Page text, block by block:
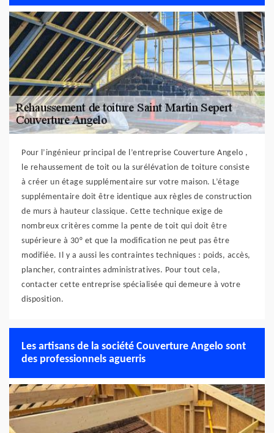
Pour l’ingénieur principal de l’entreprise Couverture Angelo ,
le rehaussement de toit ou la surélévation de toiture consiste
à créer un étage supplémentaire sur votre maison. L’étage
supplémentaire doit être identique aux règles de construction
de murs à hauteur classique. Cette technique exige de
nombreux critères comme la pente de toit qui doit être
supérieure à 30° et que la modification ne peut pas être
modifiée. Il y a aussi les contraintes techniques : poids, accès,
plancher, contraintes administratives. Pour tout cela,
contacter cette entreprise spécialisée qui demeure à votre
disposition.
Les artisans de la société Couverture Angelo sont
des professionnels aguerris